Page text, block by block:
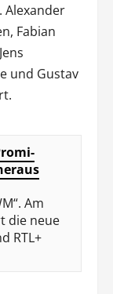
Alexander
Fabian
Jens
und Gustav
Am
die neue
RTL+